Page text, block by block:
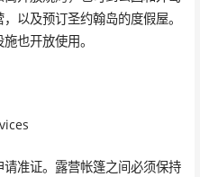
以及预订圣约翰岛的度假屋。
也开放使用。
准证。露营帐篷之间必须保持